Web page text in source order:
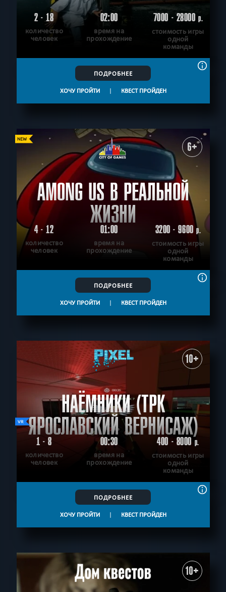
2 - 18
количество
человек
02:00
время на
прохождение
7000 - 28000р.
стоимость игры
одной
команды
ПОДРОБНЕЕ
ХОЧУ ПРОЙТИ | КВЕСТ ПРОЙДЕН
6+
AMONG US В РЕАЛЬНОЙ
ЖИЗНИ
4 - 12
количество
человек
01:00
время на
прохождение
3200 - 9600р.
стоимость игры
одной
команды
ПОДРОБНЕЕ
ХОЧУ ПРОЙТИ | КВЕСТ ПРОЙДЕН
10+
НАЁМНИКИ (ТРК
ЯРОСЛАВСКИЙ ВЕРНИСАЖ)
1 - 8
количество
человек
00:30
время на
прохождение
400 - 8000 р.
стоимость игры
одной
команды
ПОДРОБНЕЕ
ХОЧУ ПРОЙТИ | КВЕСТ ПРОЙДЕН
10+